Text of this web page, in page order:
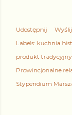
Udostępnij
Labels: kuchnia
produkt tradycyjny
Prowincjonalne
Stypendium